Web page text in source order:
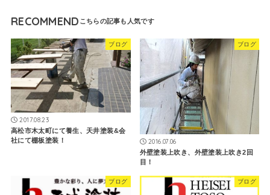
RECOMMEND
ブログ
2017.08.23
高松市木太町にて養生、天井塗装&会
社にて棚板塗装！
ブログ
2016.07.06
外壁塗装上吹き、外壁塗装上吹き2回
目！
ブログ ブログ